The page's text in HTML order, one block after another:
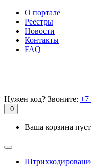
О портале
Реестры
Новости
Контакты
FAQ
Нужен код? Звоните: +7
0
Ваша корзина